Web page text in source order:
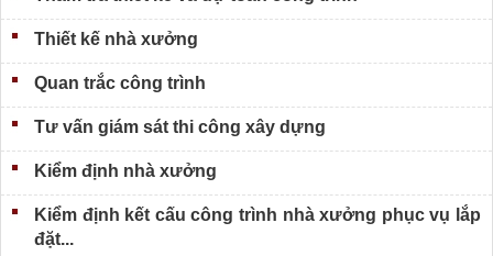
Thiết kế nhà xưởng
Quan trắc công trình
Tư vấn giám sát thi công xây dựng
Kiểm định nhà xưởng
Kiểm định kết cấu công trình nhà xưởng phục vụ lắp
đặt...